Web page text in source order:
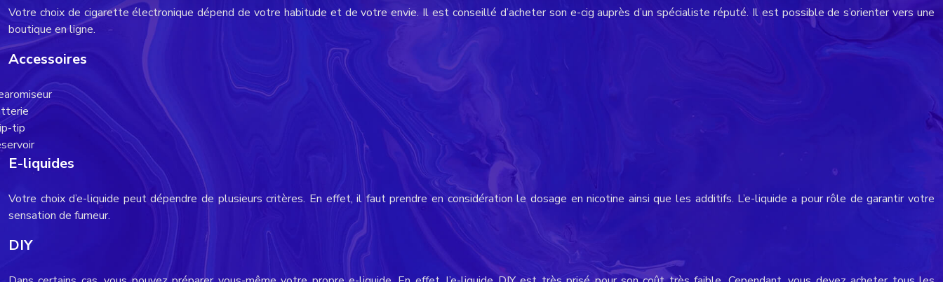
Votre choix de cigarette électronique dépend de votre habitude et de votre envie. Il est conseillé d’acheter son e-cig auprès d’un spécialiste réputé. Il est possible de s’orienter vers une
boutique en ligne.
Accessoires
tip
E-liquides
Votre choix d’e-liquide peut dépendre de plusieurs critères. En effet, il faut prendre en considération le dosage en nicotine ainsi que les additifs. L’e-liquide a pour rôle de garantir votre
sensation de fumeur.
DIY